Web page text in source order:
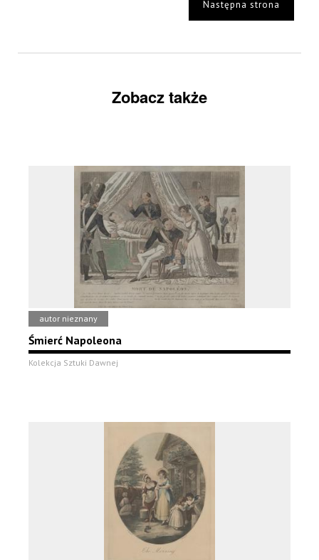
Następna strona
Zobacz także
autor nieznany
Śmierć Napoleona
Kolekcja Sztuki Dawnej